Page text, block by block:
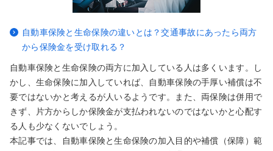
自動車保険と生命保険の違いとは？交通事故にあったら両方
から保険金を受け取れる？
自動車保険と生命保険の両方に加入している人は多くいます。し
かし、生命保険に加入していれば、自動車保険の手厚い補償は不
要ではないかと考えるが人いるようです。また、両保険は併用で
きず、片方からしか保険金が支払われないのではないかと心配す
る人も少なくないでしょう。
本記事では、自動車保険と生命保険の加入目的や補償（保障）範